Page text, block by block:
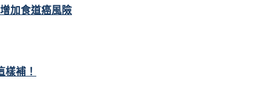
加食道癌風險
補！